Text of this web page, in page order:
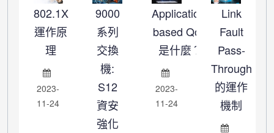
802.1X
運作原
理
2023-
11-24
9000
系列
交換
機:
S12
資安
強化
Application-
based QoS
是什麼？
2023-
11-24
Link
Fault
Pass-
Through
的運作
機制